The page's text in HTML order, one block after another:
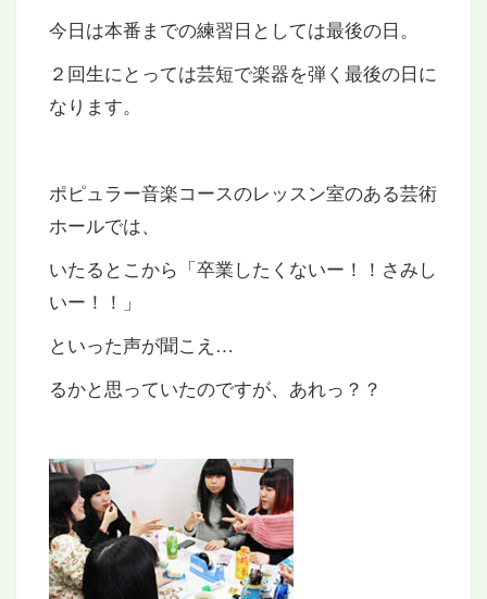
今日は本番までの練習日としては最後の日。
２回生にとっては芸短で楽器を弾く最後の日に
なります。
ポピュラー音楽コースのレッスン室のある芸術
ホールでは、
いたるとこから「卒業したくないー！！さみし
いー！！」
といった声が聞こえ…
るかと思っていたのですが、あれっ？？